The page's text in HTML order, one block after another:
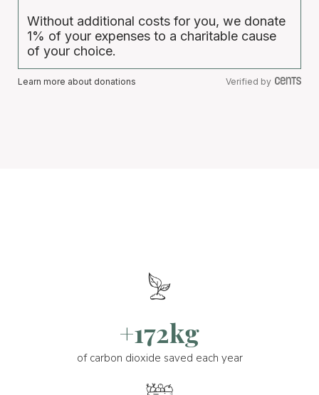
Without additional costs for you, we donate
1% of your expenses to a charitable cause
of your choice.
Learn more about donations Verified by
+172kg
of carbon dioxide saved each year